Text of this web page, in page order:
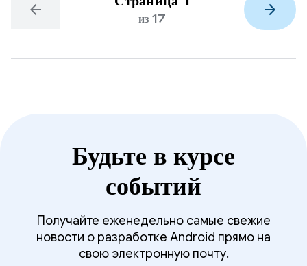
arrow_back из 17 arrow_forward
Будьте в курсе
событий
Получайте еженедельно самые свежие
новости о разработке Android прямо на
свою электронную почту.